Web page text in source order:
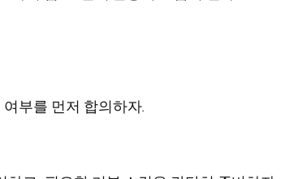
부를 먼저 합의하자.